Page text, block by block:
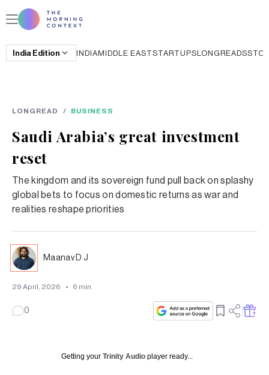
India Edition INDIAMIDDLE EASTSTARTUPSLONGREADS
LONGREAD / BUSINESS
Saudi Arabia’s great investment
reset
The kingdom and its sovereign fund pull back on splashy
global bets to focus on domestic returns as war and
realities reshape priorities
Maanav D J
29 April, 2026 • 6 min
0
Getting your Trinity Audio player ready...